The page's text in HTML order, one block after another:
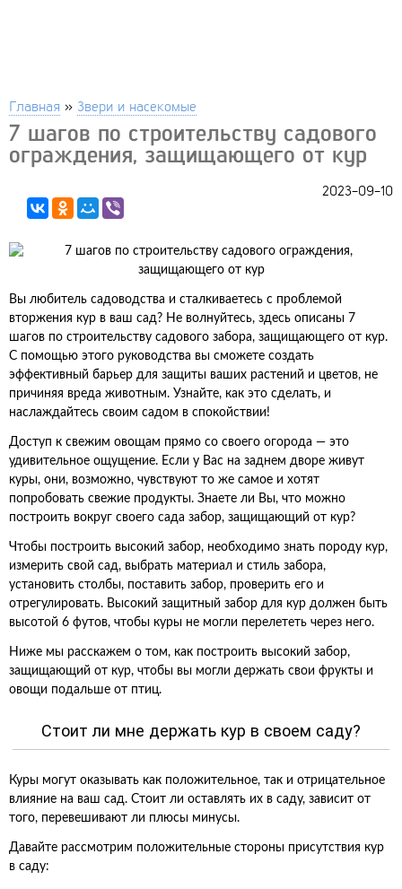
Главная » Звери и насекомые
7 шагов по строительству садового
ограждения, защищающего от кур
2023-09-10
Вы любитель садоводства и сталкиваетесь с проблемой
вторжения кур в ваш сад? Не волнуйтесь, здесь описаны 7
шагов по строительству садового забора, защищающего от кур.
С помощью этого руководства вы сможете создать
эффективный барьер для защиты ваших растений и цветов, не
причиняя вреда животным. Узнайте, как это сделать, и
наслаждайтесь своим садом в спокойствии!
Доступ к свежим овощам прямо со своего огорода — это
удивительное ощущение. Если у Вас на заднем дворе живут
куры, они, возможно, чувствуют то же самое и хотят
попробовать свежие продукты. Знаете ли Вы, что можно
построить вокруг своего сада забор, защищающий от кур?
Чтобы построить высокий забор, необходимо знать породу кур,
измерить свой сад, выбрать материал и стиль забора,
установить столбы, поставить забор, проверить его и
отрегулировать. Высокий защитный забор для кур должен быть
высотой 6 футов, чтобы куры не могли перелететь через него.
Ниже мы расскажем о том, как построить высокий забор,
защищающий от кур, чтобы вы могли держать свои фрукты и
овощи подальше от птиц.
Стоит ли мне держать кур в своем саду?
Куры могут оказывать как положительное, так и отрицательное
влияние на ваш сад. Стоит ли оставлять их в саду, зависит от
того, перевешивают ли плюсы минусы.
Давайте рассмотрим положительные стороны присутствия кур
в саду: